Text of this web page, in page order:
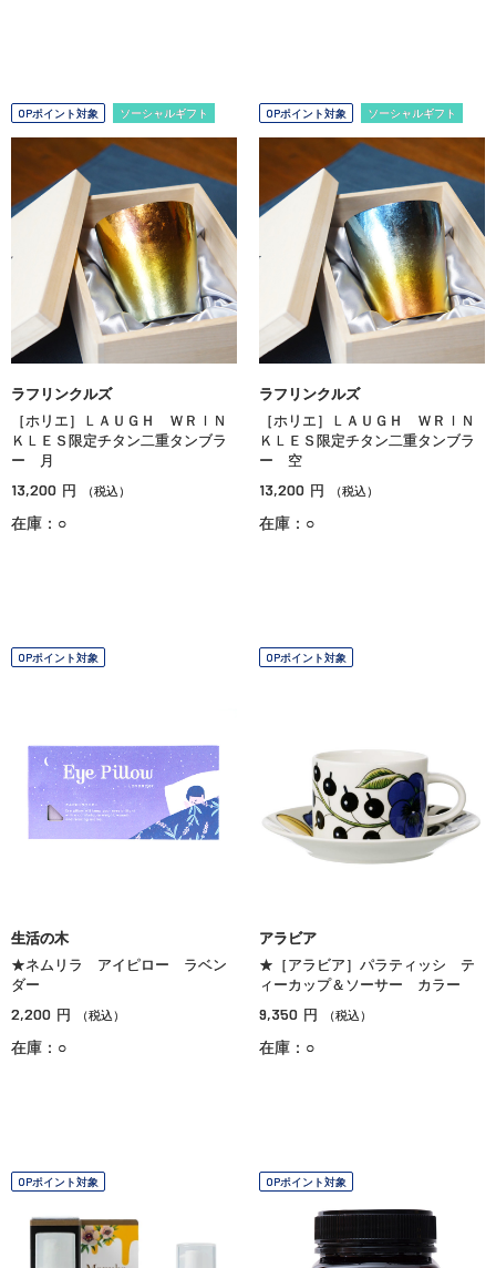
OPポイント対象 ソーシャルギフト
ラフリンクルズ
［ホリエ］ＬＡＵＧＨ ＷＲＩＮ
ＫＬＥＳ限定チタン二重タンブラ
ー 月
13,200 円 （税込）
在庫：○
OPポイント対象 ソーシャルギフト
ラフリンクルズ
［ホリエ］ＬＡＵＧＨ ＷＲＩＮ
ＫＬＥＳ限定チタン二重タンブラ
ー 空
13,200 円 （税込）
在庫：○
OPポイント対象
生活の木
★ネムリラ アイピロー ラベン
ダー
2,200 円 （税込）
在庫：○
OPポイント対象
アラビア
★［アラビア］パラティッシ テ
ィーカップ＆ソーサー カラー
9,350 円 （税込）
在庫：○
OPポイント対象 OPポイント対象